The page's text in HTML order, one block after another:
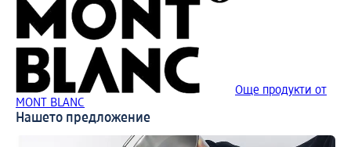
Още продукти от
MONT BLANC
Нашето предложение